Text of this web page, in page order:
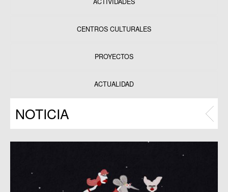
CENTROS CULTURALES
PROYECTOS
Programas
ACTUALIDAD
NOTICIA